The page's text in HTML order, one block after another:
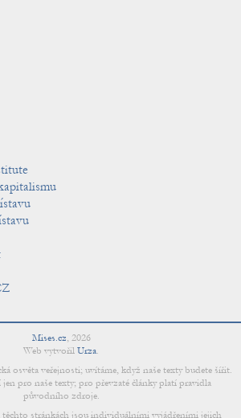
Mises.cz, 2026
Web vytvořil Urza.
osvěta veřejnosti; uvítáme, když naše texty budete šířit.
pro naše texty; pro převzaté články platí pravidla
původního zdroje.
stránkách jsou individuálními vyjádřeními jejich